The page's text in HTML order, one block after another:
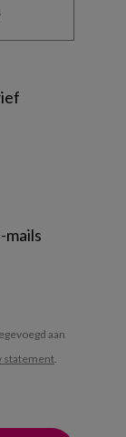
mails
aan
statement